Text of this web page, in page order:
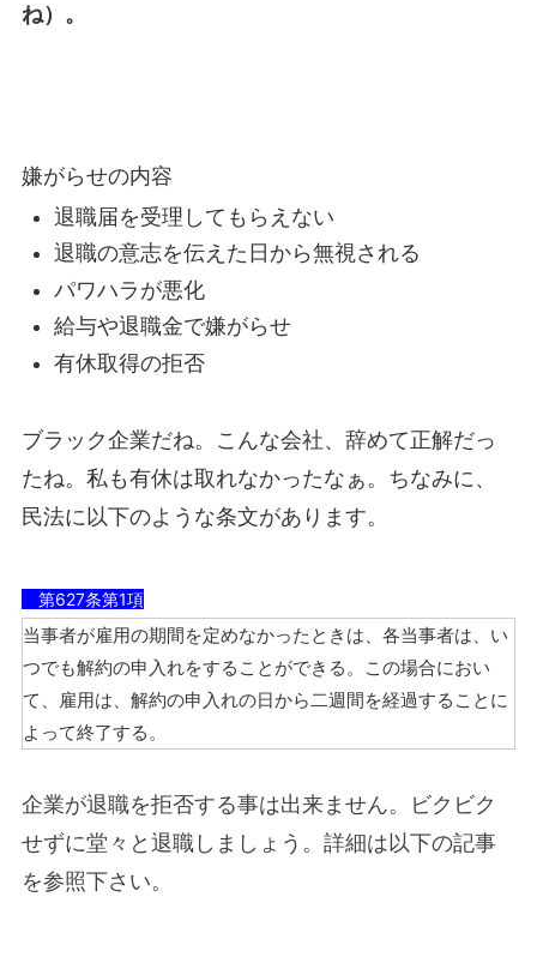
ね）。
嫌がらせの内容
退職届を受理してもらえない
退職の意志を伝えた日から無視される
パワハラが悪化
給与や退職金で嫌がらせ
有休取得の拒否
ブラック企業だね。こんな会社、辞めて正解だっ
たね。私も有休は取れなかったなぁ。ちなみに、
民法に以下のような条文があります。
第627条第1項
当事者が雇用の期間を定めなかったときは、各当事者は、い
つでも解約の申入れをすることができる。この場合におい
て、雇用は、解約の申入れの日から二週間を経過することに
よって終了する。
企業が退職を拒否する事は出来ません。ビクビク
せずに堂々と退職しましょう。詳細は以下の記事
を参照下さい。